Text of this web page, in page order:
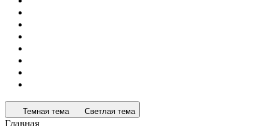
Темная тема Светлая тема
Главная